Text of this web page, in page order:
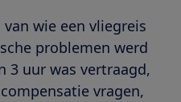
wie een vliegreis
problemen werd
3 uur was vertraagd,
vragen,